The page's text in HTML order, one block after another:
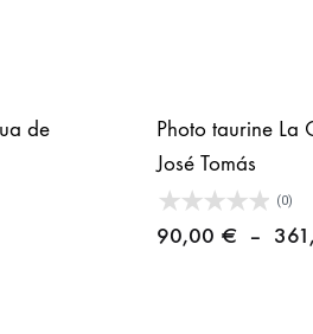
de
Photo taurine La
José Tomás
(0)
90,00 € –